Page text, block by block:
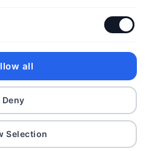
©
Deny
Selection
all